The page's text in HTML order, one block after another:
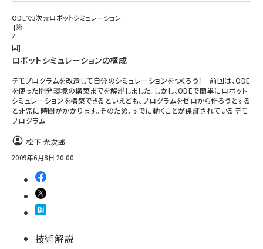
ODEで3次元ロボットシミュレーション
第
2
回
ロボットシミュレーションの構成
デモプログラムを改造して自分のシミュレーションをつくろう！ 前回は、ODE
を使った開発環境の構築までを解説しました。しかし、ODEで簡単にロボット
シミュレーションを構築できるといえども、プログラムをゼロから作ろうとする
と非常に時間がかかります。そのため、すでに動くことが保証されているデモ
プログラム
松下 光次郎
2009年6月8日 20:00
技術解説